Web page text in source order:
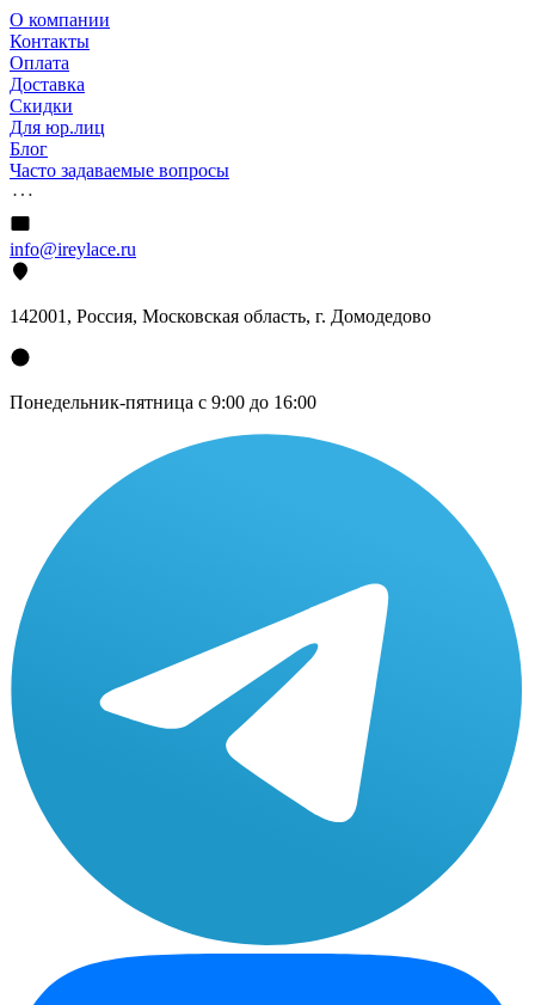
О компании
Контакты
Оплата
Доставка
Скидки
Для юр.лиц
Блог
Часто задаваемые вопросы
info@ireylace.ru
142001 , Россия, Московская область, г. Домодедово
Понедельник-пятница с 9:00 до 16:00